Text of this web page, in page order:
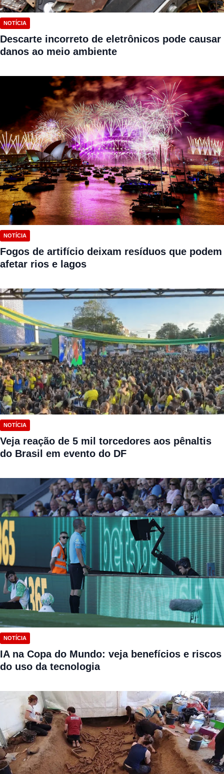
NOTÍCIA
Descarte incorreto de eletrônicos pode causar
danos ao meio ambiente
NOTÍCIA
Fogos de artifício deixam resíduos que podem
afetar rios e lagos
NOTÍCIA
Veja reação de 5 mil torcedores aos pênaltis
do Brasil em evento do DF
NOTÍCIA
IA na Copa do Mundo: veja benefícios e riscos
do uso da tecnologia